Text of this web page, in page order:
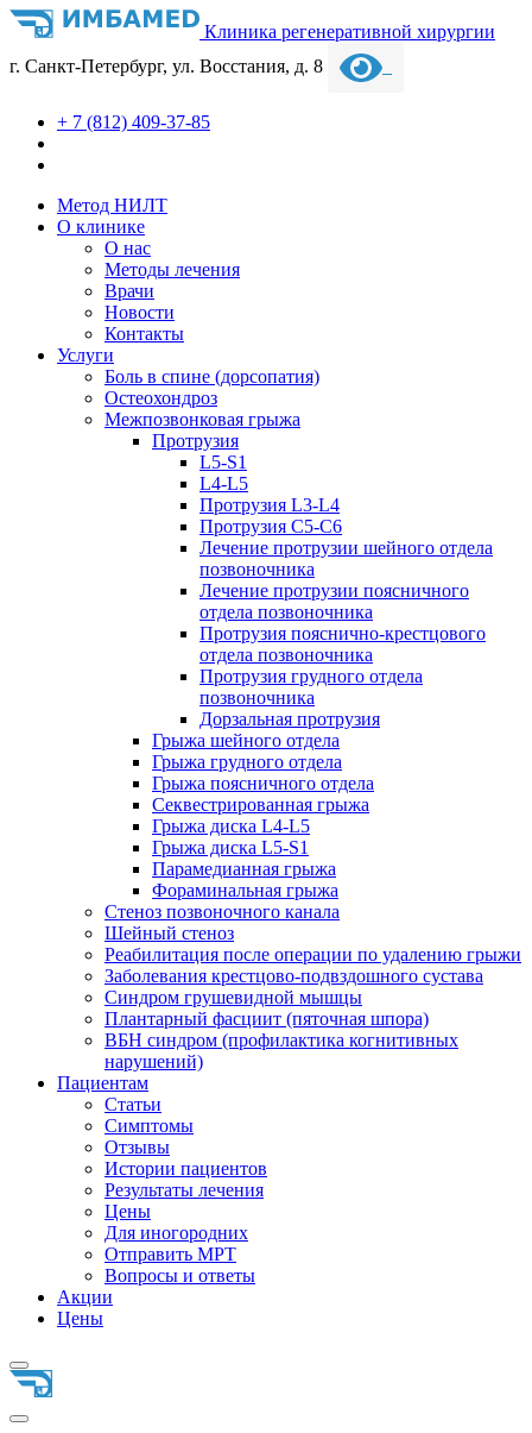
Клиника регенеративной хирургии
г. Санкт-Петербург, ул. Восстания, д. 8
+ 7 (812) 409-37-85
Метод НИЛТ
О клинике
О нас
Методы лечения
Врачи
Новости
Контакты
Услуги
Боль в спине (дорсопатия)
Остеохондроз
Межпозвонковая грыжа
Протрузия
L5-S1
L4-L5
Протрузия L3-L4
Протрузия С5-С6
Лечение протрузии шейного отдела
позвоночника
Лечение протрузии поясничного
отдела позвоночника
Протрузия пояснично-крестцового
отдела позвоночника
Протрузия грудного отдела
позвоночника
Дорзальная протрузия
Грыжа шейного отдела
Грыжа грудного отдела
Грыжа поясничного отдела
Секвестрированная грыжа
Грыжа диска L4-L5
Грыжа диска L5-S1
Парамедианная грыжа
Фораминальная грыжа
Стеноз позвоночного канала
Шейный стеноз
Реабилитация после операции по удалению грыжи
Заболевания крест­цово-подвздошного сустава
Синдром грушевидной мышцы
Плантарный фасциит (пяточная шпора)
ВБН синдром (профи­лактика когнитивных
нарушений)
Пациентам
Статьи
Симптомы
Отзывы
Истории пациентов
Результаты лечения
Цены
Для иногородних
Отправить МРТ
Вопросы и ответы
Акции
Цены